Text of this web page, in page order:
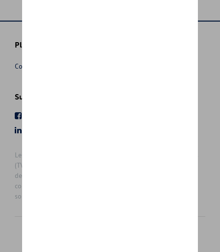
Plus d'informations
Conditions de vente
Suivez nous
Les prix affichés sur le présent site sont des prix recommandés
(TVAc), hors éventuels frais de montage. Pour connaitre le prix
de vente actuel et les éventuels frais de montage, veuillez
contacter votre concessionnaire/agent. Les prix recommandés
sont sujets à des changements sans préavis.